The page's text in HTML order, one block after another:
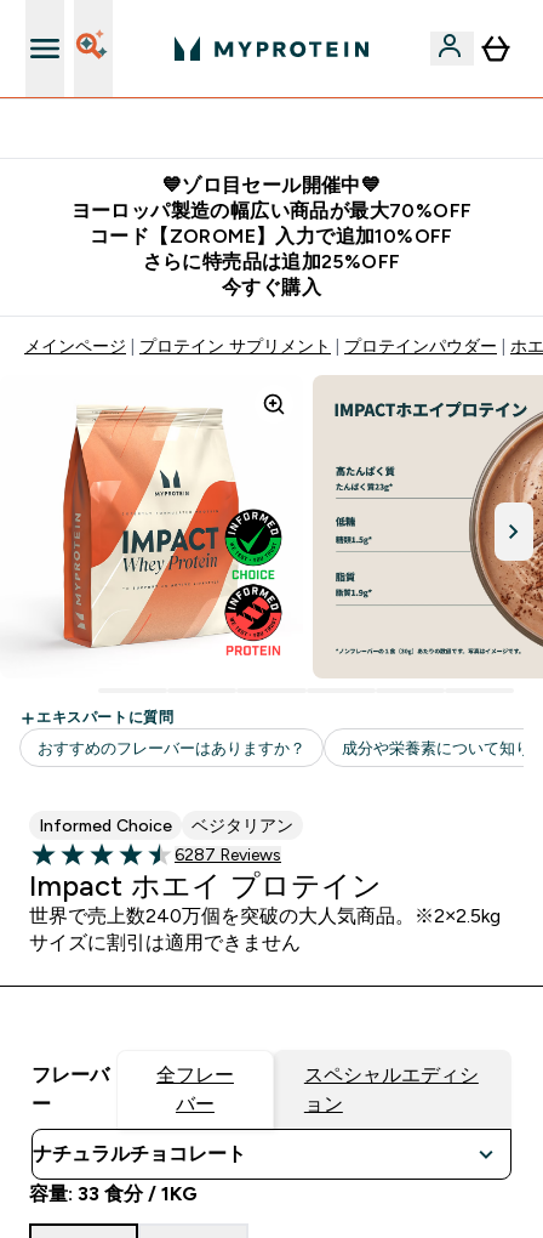
💙ゾロ目セール開催中💙
ヨーロッパ製造の幅広い商品が最大70%OFF
コード【ZOROME】入力で追加10%OFF
さらに特売品は追加25%OFF
今すぐ購入
メインページ プロテイン サプリメント プロテインパウダー ホ
Informed Choice ベジタリアン
4.48 out of 5 stars
6287 ＋件の口コミ
6287 Reviews
Impact ホエイ プロテイン
世界で売上数240万個を突破の大人気商品。※2×2.5kg
サイズに割引は適用できません
フレーバ
ー
全フレー
バー
スペシャルエディシ
ョン
容量: 33 食分 / 1KG